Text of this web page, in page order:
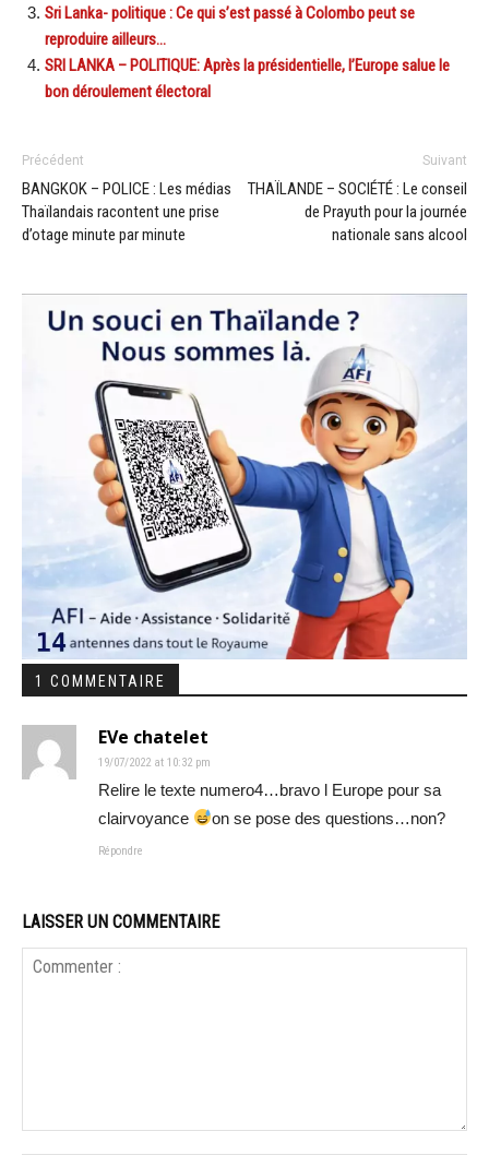
Sri Lanka- politique : Ce qui s’est passé à Colombo peut se
reproduire ailleurs…
SRI LANKA – POLITIQUE: Après la présidentielle, l’Europe salue le
bon déroulement électoral
Précédent
BANGKOK – POLICE : Les médias
Thaïlandais racontent une prise
d’otage minute par minute
Suivant
THAÏLANDE – SOCIÉTÉ : Le conseil
de Prayuth pour la journée
nationale sans alcool
1 COMMENTAIRE
EVe chatelet
19/07/2022 at 10:32 pm
Relire le texte numero4…bravo l Europe pour sa
clairvoyance
on se pose des questions…non?
Répondre
LAISSER UN COMMENTAIRE